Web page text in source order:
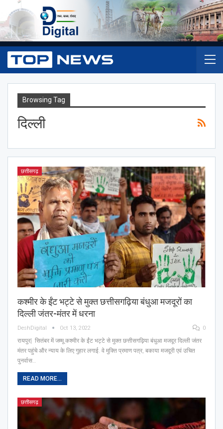
Browsing Tag
दिल्ली
छत्तीसगढ़
कश्मीर के ईंट भट्टे से मुक्त छत्तीसगढ़िया बंधुआ मजदूरों का
दिल्ली जंतर-मंतर में धरना
DeshDigital Oct 13, 2022 0
रायपुर| सितंबर में जम्मू कश्मीर के ईंट भट्टे से मुक्त छत्तीसगढ़िया बंधुआ मजदूर दिल्ली जंतर
मंतर पहुंचे और न्याय के लिए गुहार लगाई. वे मुक्ति प्रमाण पत्र, बकाया मजदूरी एवं उचित
पुनर्वास…
READ MORE...
छत्तीसगढ़